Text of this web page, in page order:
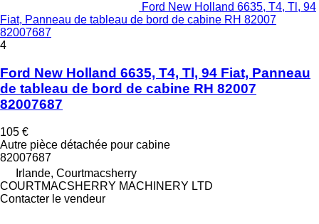
Ford New Holland 6635, T4, Tl, 94
Fiat, Panneau de tableau de bord de cabine RH 82007
82007687
4
Ford New Holland 6635, T4, Tl, 94 Fiat, Panneau
de tableau de bord de cabine RH 82007
82007687
105 €
Autre pièce détachée pour cabine
82007687
Irlande, Courtmacsherry
COURTMACSHERRY MACHINERY LTD
Contacter le vendeur